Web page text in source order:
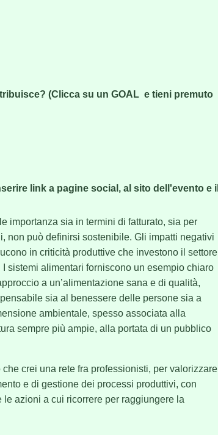
(Clicca su un GOAL e tieni premuto
link a pagine social, al sito dell'evento e il
importanza sia in termini di fatturato, sia per
non può definirsi sostenibile. Gli impatti negativi
in criticità produttive che investono il settore
sistemi alimentari forniscono un esempio chiaro
a un’alimentazione sana e di qualità,
sia al benessere delle persone sia a
ambientale, spesso associata alla
sempre più ampie, alla portata di un pubblico
crei una rete fra professionisti, per valorizzare
e di gestione dei processi produttivi, con
azioni a cui ricorrere per raggiungere la